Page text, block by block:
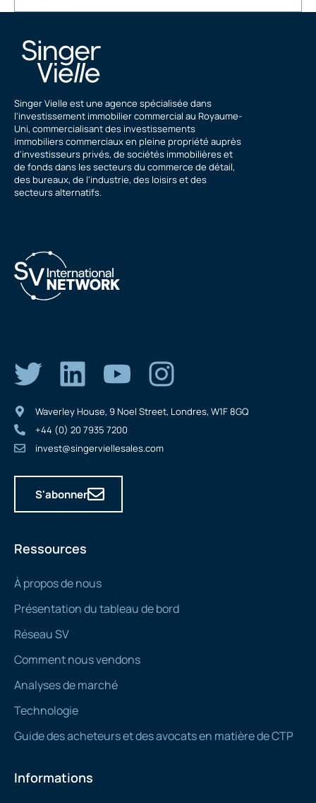
Singer Vielle est une agence spécialisée dans
l'investissement immobilier commercial au Royaume-
Uni, commercialisant des investissements
immobiliers commerciaux en pleine propriété auprès
d'investisseurs privés, de sociétés immobilières et
de fonds dans les secteurs du commerce de détail,
des bureaux, de l'industrie, des loisirs et des
secteurs alternatifs.
Ressources
À propos de nous
Présentation du tableau de bord
Réseau SV
Comment nous vendons
Analyses de marché
Technologie
Guide des acheteurs et des avocats en matière de CTP
Informations
Waverley House, 9 Noel Street, Londres, W1F 8GQ
+44 (0) 20 7935 7200
invest@singerviellesales.com
S'abonner